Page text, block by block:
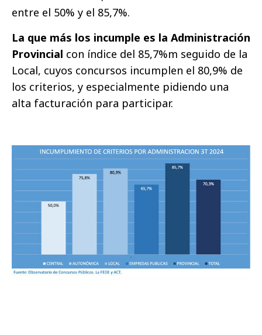
entre el 50% y el 85,7%.
La que más los incumple es la Administración
Provincial con índice del 85,7%m seguido de la
Local, cuyos concursos incumplen el 80,9% de
los criterios, y especialmente pidiendo una
alta facturación para participar.